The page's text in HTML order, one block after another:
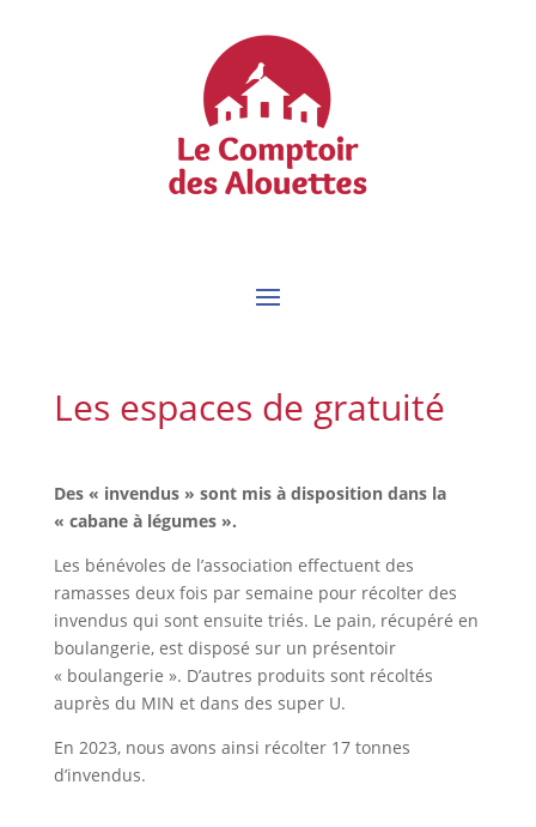
Les espaces de gratuité
Des « invendus » sont mis à disposition dans la
« cabane à légumes ».
Les bénévoles de l’association effectuent des
ramasses deux fois par semaine pour récolter des
invendus qui sont ensuite triés. Le pain, récupéré en
boulangerie, est disposé sur un présentoir
« boulangerie ». D’autres produits sont récoltés
auprès du MIN et dans des super U.
En 2023, nous avons ainsi récolter 17 tonnes
d’invendus.